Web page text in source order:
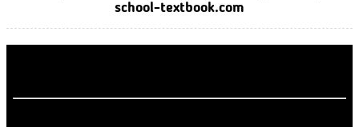
school-textbook.com